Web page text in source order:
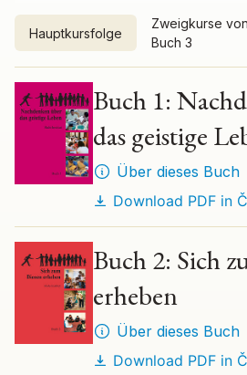
Hauptkursfolge
Zweigkurse von
Buch 3
Buch 1:
das geistige
Über dieses Buch
Download PDF in
Buch 2: Sich
erheben
Über dieses Buch
Download PDF in